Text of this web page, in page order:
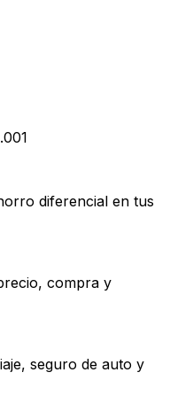
diferencial en tus
compra y
seguro de auto y